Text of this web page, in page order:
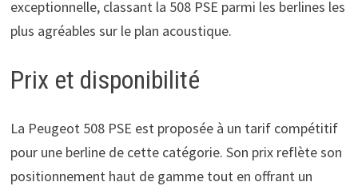
exceptionnelle, classant la 508 PSE parmi les berlines les
plus agréables sur le plan acoustique.
Prix et disponibilité
La Peugeot 508 PSE est proposée à un tarif compétitif
pour une berline de cette catégorie. Son prix reflète son
positionnement haut de gamme tout en offrant un